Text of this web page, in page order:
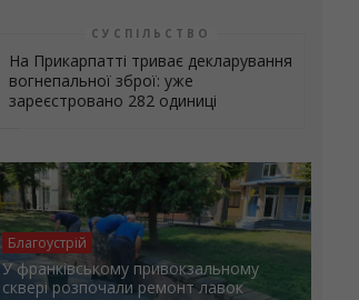
СУСПІЛЬСТВО
На Прикарпатті триває декларування
вогнепальної зброї: уже
зареєстровано 282 одиниці
Благоустрій
У франківському привокзальному
сквері розпочали ремонт лавок